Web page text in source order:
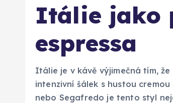
Itálie jako
espressa
Itálie je v kávě výjimečná tím,
intenzivní šálek s hustou
nebo Segafredo je tento styl